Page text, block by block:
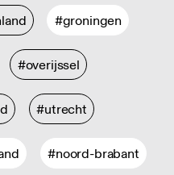
#groningen
#overijssel
#utrecht
#noord-brabant